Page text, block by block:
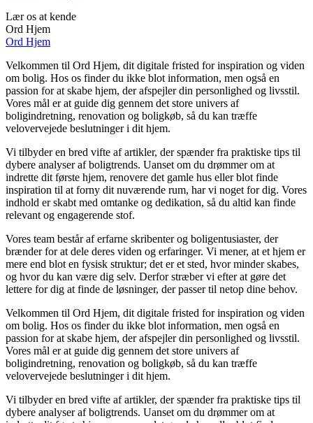
Lær os at kende
Ord Hjem
Ord Hjem
Velkommen til Ord Hjem, dit digitale fristed for inspiration og viden
om bolig. Hos os finder du ikke blot information, men også en
passion for at skabe hjem, der afspejler din personlighed og livsstil.
Vores mål er at guide dig gennem det store univers af
boligindretning, renovation og boligkøb, så du kan træffe
velovervejede beslutninger i dit hjem.
Vi tilbyder en bred vifte af artikler, der spænder fra praktiske tips til
dybere analyser af boligtrends. Uanset om du drømmer om at
indrette dit første hjem, renovere det gamle hus eller blot finde
inspiration til at forny dit nuværende rum, har vi noget for dig. Vores
indhold er skabt med omtanke og dedikation, så du altid kan finde
relevant og engagerende stof.
Vores team består af erfarne skribenter og boligentusiaster, der
brænder for at dele deres viden og erfaringer. Vi mener, at et hjem er
mere end blot en fysisk struktur; det er et sted, hvor minder skabes,
og hvor du kan være dig selv. Derfor stræber vi efter at gøre det
lettere for dig at finde de løsninger, der passer til netop dine behov.
Velkommen til Ord Hjem, dit digitale fristed for inspiration og viden
om bolig. Hos os finder du ikke blot information, men også en
passion for at skabe hjem, der afspejler din personlighed og livsstil.
Vores mål er at guide dig gennem det store univers af
boligindretning, renovation og boligkøb, så du kan træffe
velovervejede beslutninger i dit hjem.
Vi tilbyder en bred vifte af artikler, der spænder fra praktiske tips til
dybere analyser af boligtrends. Uanset om du drømmer om at